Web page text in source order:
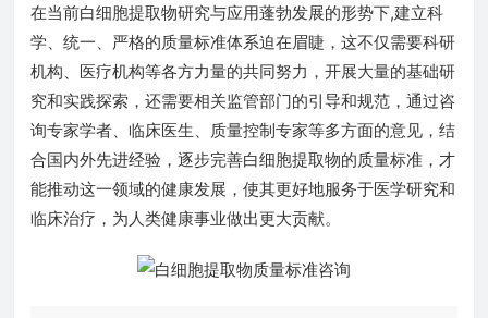
在当前白细胞提取物研究与应用蓬勃发展的形势下,建立科
学、统一、严格的质量标准体系迫在眉睫，这不仅需要科研
机构、医疗机构等各方力量的共同努力，开展大量的基础研
究和实践探索，还需要相关监管部门的引导和规范，通过咨
询专家学者、临床医生、质量控制专家等多方面的意见，结
合国内外先进经验，逐步完善白细胞提取物的质量标准，才
能推动这一领域的健康发展，使其更好地服务于医学研究和
临床治疗，为人类健康事业做出更大贡献。